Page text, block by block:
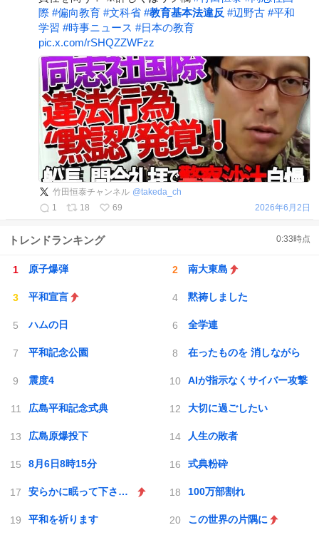
際 #偏向教育 #文科省 #教育基本法違反 #辺野古 #平和
学習 #時事ニュース #日本の教育
pic.x.com/rSHQZZWFzz
竹田恒泰チャンネル @takeda_ch
1
18 69 2026年6月2日
トレンドランキング 0:33時点
原子爆弾 南大東島
平和宣言 黙祷しました
ハムの日 全学連
平和記念公園 在ったものを 消しながら
震度4 AIが指示なくサイバー攻撃
広島平和記念式典 大切に過ごしたい
広島原爆投下 人生の敗者
8月6日8時15分 式典粉砕
安らかに眠って下さい 過ちは繰返しませぬから 100万部割れ
平和を祈ります この世界の片隅に